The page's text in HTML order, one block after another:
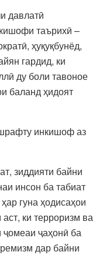
давлатӣ
таърихӣ –
ҳуқуқбунёд,
гардид, ки
ду боли тавоное
баланд ҳидоят
инкишоф аз
зиддияти байни
инсон ба табиат
гуна ҳодисаҳои
ки терроризм ва
ҷомеаи ҷаҳонӣ ба
дар байни